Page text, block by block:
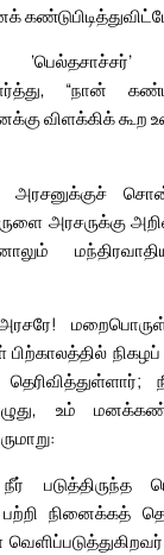
“நான்
விளக்கிக் கூற
அரசனுக்குச்
அரசருக்கு
உம்
படுத்திருந்த
நினைக்கத்